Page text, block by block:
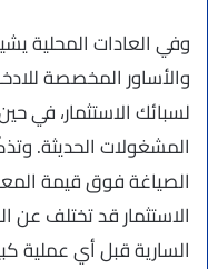
المشغولات الحديثة.
الصياغة فوق قيمة
الاستثمار قد تختلف
السارية قبل أي عملية